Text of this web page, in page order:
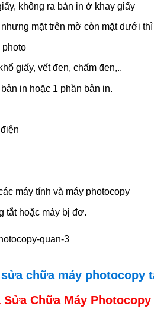
không ra bản in ở khay giấy
mặt trên mờ còn mặt dưới thì
photo
giấy, vết đen, chấm đen,..
in hoặc 1 phần bản in.
máy tính và máy photocopy
tắt hoặc máy bị đơ.
chữa máy photocopy
Chữa Máy